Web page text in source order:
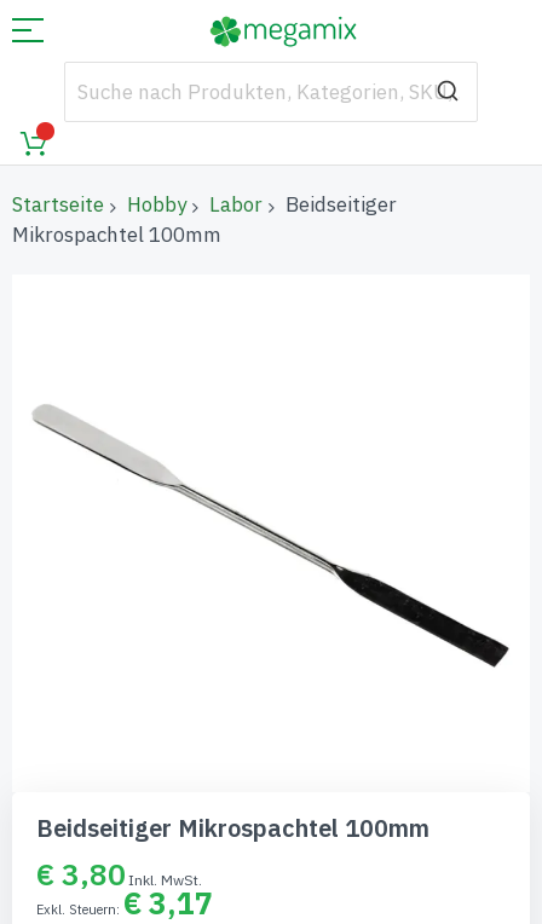
Startseite Hobby Labor
Beidseitiger
Mikrospachtel 100mm
Anfang
Bildgalerie
springen
Beidseitiger Mikrospachtel 100mm
€ 3,80
€ 3,17